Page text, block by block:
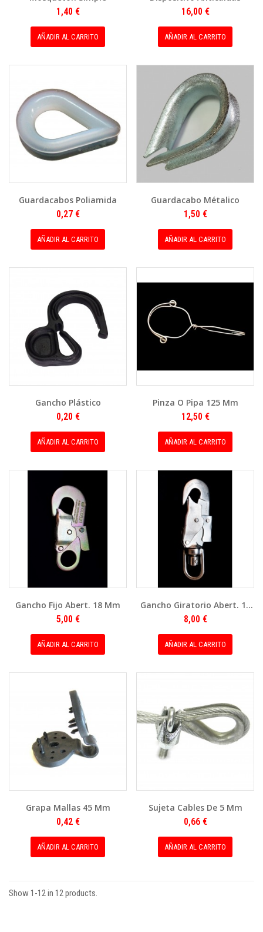
1,40 €
AÑADIR AL CARRITO
16,00 €
AÑADIR AL CARRITO
Guardacabos Poliamida
0,27 €
AÑADIR AL CARRITO
Guardacabo Métalico
1,50 €
AÑADIR AL CARRITO
Gancho Plástico
0,20 €
AÑADIR AL CARRITO
Pinza O Pipa 125 Mm
12,50 €
AÑADIR AL CARRITO
Gancho Fijo Abert. 18 Mm
5,00 €
AÑADIR AL CARRITO
Gancho Giratorio Abert. 18
Mm
8,00 €
AÑADIR AL CARRITO
Grapa Mallas 45 Mm
0,42 €
AÑADIR AL CARRITO
Sujeta Cables De 5 Mm
0,66 €
AÑADIR AL CARRITO
Show 1-12 in 12 products.